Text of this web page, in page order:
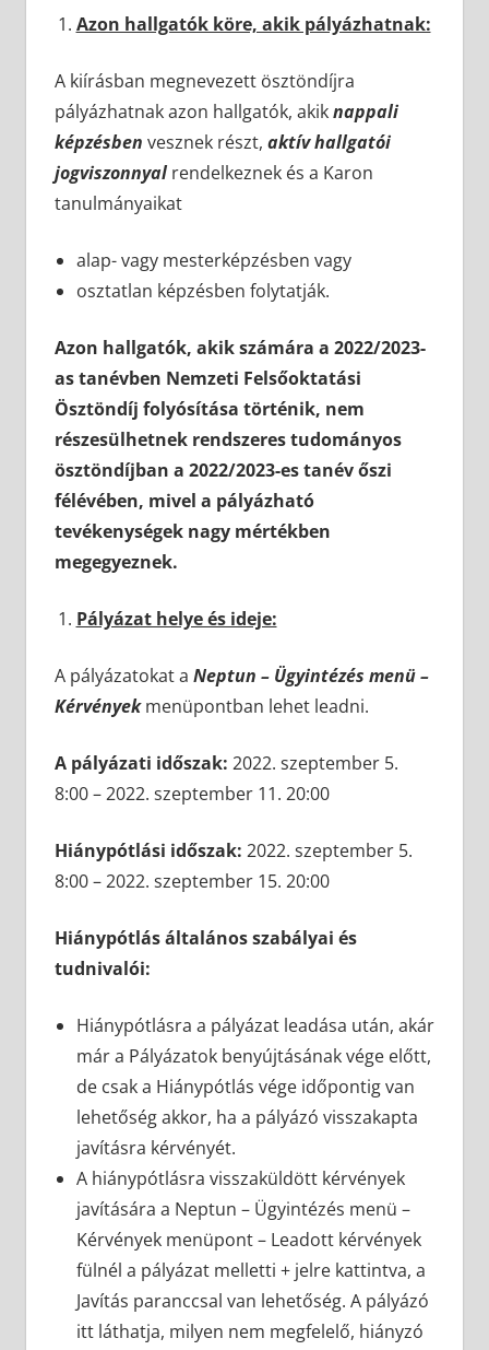
Azon hallgatók köre, akik pályázhatnak:
A kiírásban megnevezett ösztöndíjra
pályázhatnak azon hallgatók, akiknappali
képzésben vesznek részt, aktív hallgatói
jogviszonnyalrendelkeznek és a Karon
tanulmányaikat
alap- vagy mesterképzésben vagy
osztatlan képzésben folytatják.
Azon hallgatók, akik számára a 2022/2023-
as tanévben Nemzeti Felsőoktatási
Ösztöndíj folyósítása történik, nem
részesülhetnek rendszeres tudományos
ösztöndíjban a 2022/2023-es tanév őszi
félévében, mivel a pályázható
tevékenységek nagy mértékben
megegyeznek.
Pályázat helye és ideje:
A pályázatokat a Neptun – Ügyintézés menü –
Kérvényekmenüpontban lehet leadni.
A pályázati időszak: 2022. szeptember 5.
8:00 – 2022. szeptember 11. 20:00
Hiánypótlási időszak: 2022. szeptember 5.
8:00 – 2022. szeptember 15. 20:00
Hiánypótlás általános szabályai és
tudnivalói:
Hiánypótlásra a pályázat leadása után, akár
már a Pályázatok benyújtásának vége előtt,
de csak a Hiánypótlás vége időpontig van
lehetőség akkor, ha a pályázó visszakapta
javításra kérvényét.
A hiánypótlásra visszaküldött kérvények
javítására a Neptun – Ügyintézés menü –
Kérvények menüpont – Leadott kérvények
fülnél a pályázat melletti + jelre kattintva, a
Javítás paranccsal van lehetőség. A pályázó
itt láthatja, milyen nem megfelelő, hiányzó